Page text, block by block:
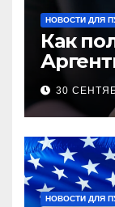
НОВОСТИ ДЛЯ
Как
30
НОВОСТИ ДЛЯ